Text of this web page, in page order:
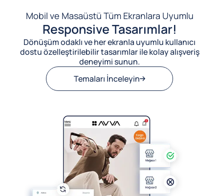
Mobil ve Masaüstü Tüm Ekranlara Uyumlu
Responsive Tasarımlar!
Dönüşüm odaklı ve her ekranla uyumlu kullanıcı
dostu özelleştirilebilir tasarımlar ile kolay alışveriş
deneyimi sunun.
Temaları İnceleyin